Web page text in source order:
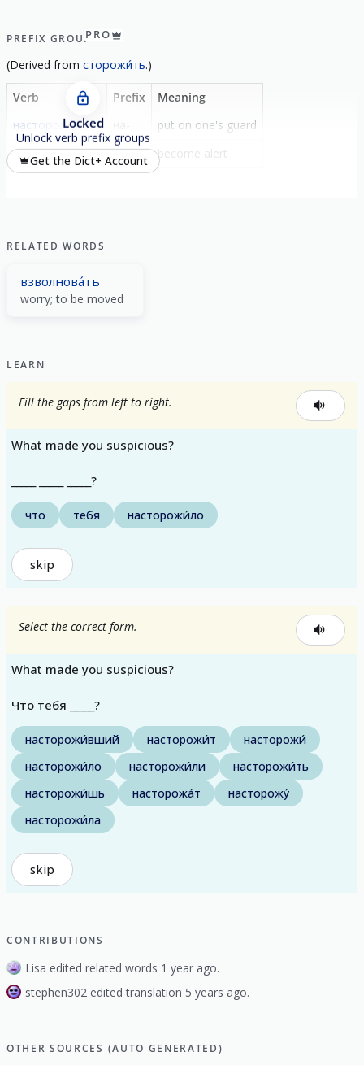
PREFIX GROUPPRO
(Derived from сторожи́ть.)
Verb Prefix
Meaning
насторожи́ть
на-
put on one's guard
насторожи́ться
на- become alert
Locked
Unlock verb prefix groups
Get the Dict+ Account
RELATED WORDS
взволнова́ть
worry; to be moved
LEARN
Fill the gaps from left to right.
What made you suspicious?
_____ _____ _____?
что тебя насторожи́ло
skip
Select the correct form.
What made you suspicious?
Что тебя _____?
насторожи́вший насторожи́т
насторожи́
насторожи́ло
насторожи́ли
насторожи́ть
насторожи́шь
насторожа́т
насторожу́
насторожи́ла
skip
CONTRIBUTIONS
Lisa edited related words 1 year ago.
stephen302 edited translation 5 years ago.
OTHER SOURCES (AUTO GENERATED)